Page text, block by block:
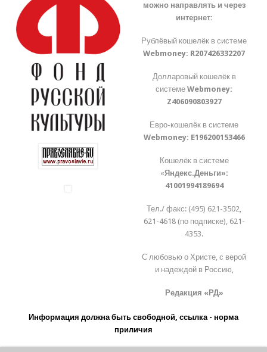
можно направлять и через
интернет:
Рублёвый кошелёк в системе
Webmoney: R207426332207
Долларовый кошелёк в
системеWebmoney:
Z406090803927
Евро-кошелёк в системе
Webmoney: E196200153466
Кошелёк в системе
«Яндекс.Деньги»:
41001994189694
Тел./ факс: (495) 621-3502,
621-4618 (по подписке), 621-
4353.
С любовью о Христе, с верой
и надеждой в Россию,
Редакция «РД»
Информация должна быть свободной, ссылка - норма
приличия